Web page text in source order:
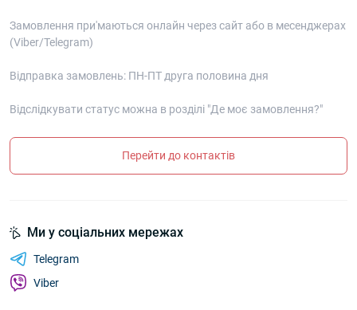
Замовлення при'маються онлайн через сайт або в месенджерах
(Viber/Telegram)
Відправка замовлень: ПН-ПТ друга половина дня
Відслідкувати статус можна в розділі "Де моє замовлення?"
Перейти до контактів
Ми у соціальних мережах
Telegram
Viber